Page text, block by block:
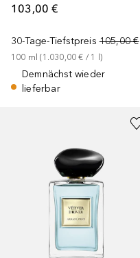
103,00 €
30-Tage-Tiefstpreis 105,00 €
100 ml (1.030,00 € / 1 )
Demnächst wieder
lieferbar
1Größe